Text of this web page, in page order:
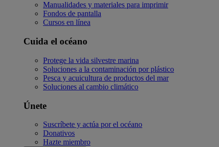
Manualidades y materiales para imprimir
Fondos de pantalla
Cursos en línea
Cuida el océano
Protege la vida silvestre marina
Soluciones a la contaminación por plástico
Pesca y acuicultura de productos del mar
Soluciones al cambio climático
Únete
Suscríbete y actúa por el océano
Donativos
Hazte miembro